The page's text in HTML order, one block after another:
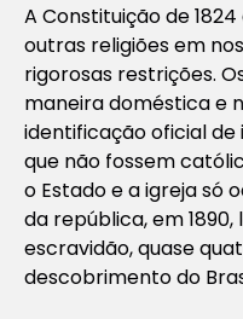
A Constituição de
outras religiões em
rigorosas restrições.
maneira doméstica e
identificação oficial de
que não fossem
o Estado e a igreja só
da república, em
escravidão, quase
descobrimento do